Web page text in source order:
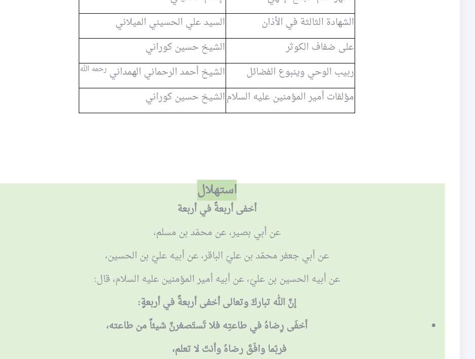
الشهادة الثالثة في الأذان
السيد علي الحسيني الميلاني
على ضفاف الكوثر
الشيخ حسين كوراني
ربيب الوحي وينبوع الفضائل
الشيخ أحمد الرحماني الهمداني رحمه الله
مؤلفات أمير المؤمنين عليه السلامالشيخ حسين كوراني
استهلال
أخفى أربعةً في أربعة
عن أبي بصير، عن محمّد بن مسلم،
عن أبي جعفر محمّد بن عليّ الباقر، عن أبيه عليّ بن الحسين،
عن أبيه الحسين بن عليّ، عن أبيه أمير المؤمنين عليه السلام، قال:
إنَّ الله تباركَ وتعالى أخفى أربعةً في أربعةٍ:
أخفَى رِضاهُ في طاعتِه فلا تَستَصغرنَّ شيئاً من طاعته،
فربّما وافَقَ رضاهُ وأنتَ لا تعلم،